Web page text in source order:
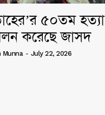
৫০তম হত্যা
করেছে জাসদ
Munna - July 22, 2026